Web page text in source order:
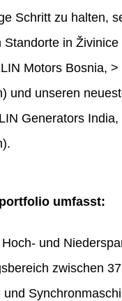
Schritt zu halten,
Standorte in Živinice
Motors Bosnia, >
und unseren
Generators India,
umfasst:
und
zwischen
und